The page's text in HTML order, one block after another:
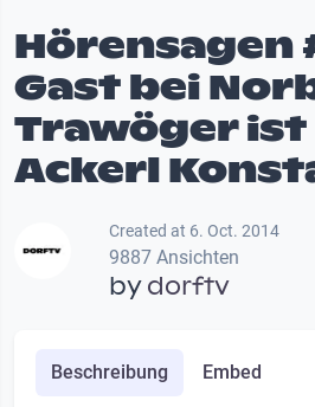
Hörensagen
Gast bei
Trawöger
Ackerl
Created at 6. Oct. 2014
9887 Ansichten
bydorftv
Beschreibung Embed